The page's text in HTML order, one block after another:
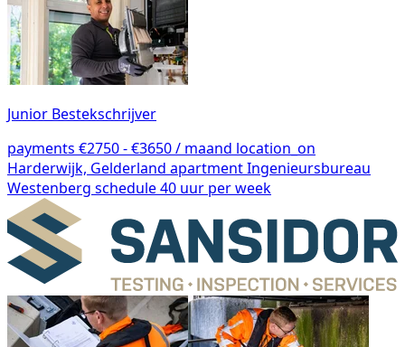
Junior Bestekschrijver
payments €2750 - €3650 / maand location_on
Harderwijk, Gelderland apartmentIngenieursbureau
Westenberg schedule40 uur per week